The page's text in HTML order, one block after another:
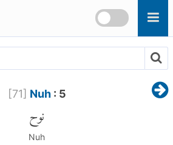
[71] Nuh: 5
نوح
Nuh